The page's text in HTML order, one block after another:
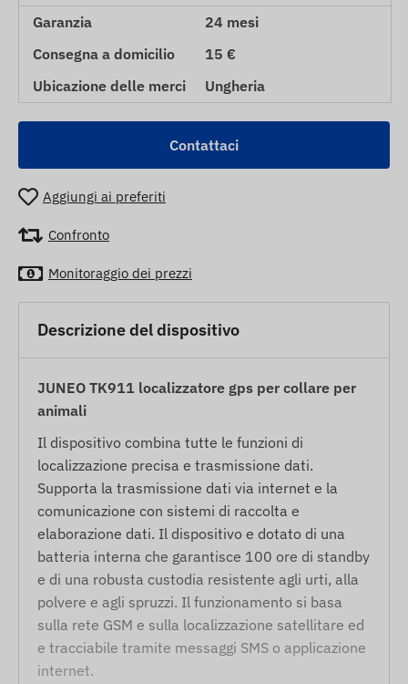
Garanzia
24 mesi
Consegna a domicilio
15 €
Ubicazione delle merci
Ungheria
Contattaci
Aggiungi ai preferiti
Confronto
Monitoraggio dei prezzi
Descrizione del dispositivo
JUNEO TK911 localizzatore gps per collare per
animali
Il dispositivo combina tutte le funzioni di
localizzazione precisa e trasmissione dati.
Supporta la trasmissione dati via internet e la
comunicazione con sistemi di raccolta e
elaborazione dati. Il dispositivo e dotato di una
batteria interna che garantisce 100 ore di standby
e di una robusta custodia resistente agli urti, alla
polvere e agli spruzzi. Il funzionamento si basa
sulla rete GSM e sulla localizzazione satellitare ed
e tracciabile tramite messaggi SMS o applicazione
internet.